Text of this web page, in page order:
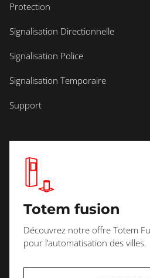
Protection
Signalisation Directionnelle
Signalisation Police
Signalisation Temporaire
Support
Totem fusion
Découvrez notre offre Totem
pour l’automatisation des villes.